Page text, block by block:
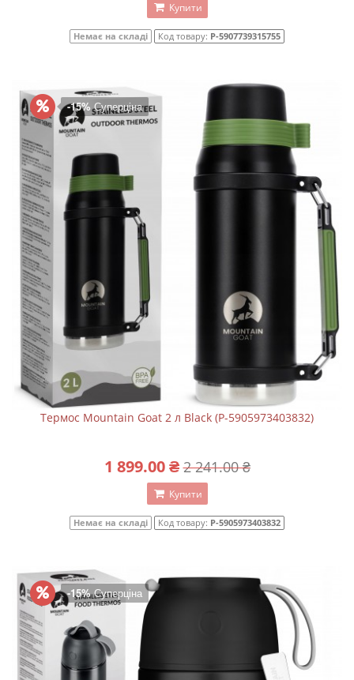
Купити
Немає на складі Код товару: P-5907739315755
-15%Суперціна
Термос Mountain Goat 2 л Black (P-5905973403832)
1 899.00 ₴ 2 241.00 ₴
Купити
Немає на складі Код товару: P-5905973403832
-15%Суперціна